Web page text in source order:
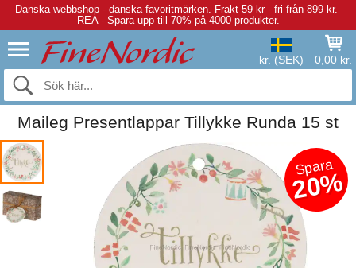
Danska webbshop - danska favoritmärken. Frakt 59 kr - fri från 899 kr.
REA - Spara upp till 70% på 4000 produkter.
kr. (SEK) 0,00 kr.
Maileg Presentlappar Tillykke Runda 15 st
Spara
20%